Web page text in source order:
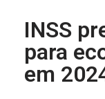
INSS
para
em